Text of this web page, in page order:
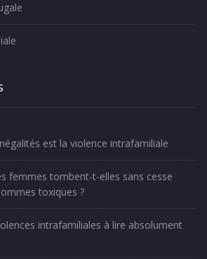
est la violence intrafamiliale
femmes tombent-t-elles sans cesse
toxiques ?
intrafamiliales à lire absolument